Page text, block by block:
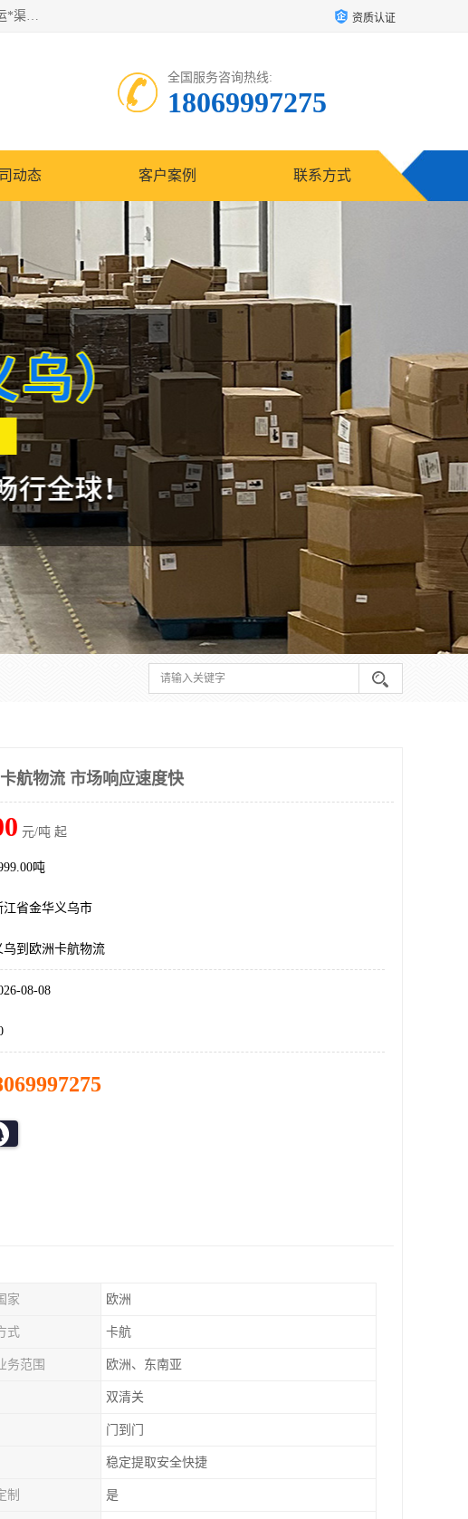
欧洲海运双清包税 美国*专线 加拿大DDP双清 墨西哥跨境空运 澳大利亚专线物流 跨境电商物流服务 国际快递到门服务 海运*渠道 一站式跨境物流解决方案 TikTok/SHEIN专线 电商平台FBA头程运输 国际铁路运输欧洲 UPS/DDHL/联邦快递跨境 美国双清到门物流 跨境*运输 资质认证
全国服务咨询热线:
18069997275
动态 客户案例 联系方式
航物流 市场响应速度快
元/吨 起
吨
江省金华义乌市
乌到欧洲卡航物流
08-08
家 欧洲
式 卡航
务范围 欧洲、东南亚
双清关
门到门
稳定提取安全快捷
制 是